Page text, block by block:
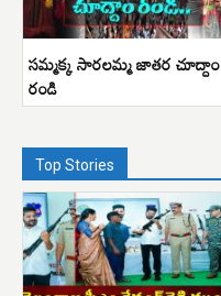
సమ్మక్క సారలమ్మ జాతర చూద్దాం
రండి
Top Stories